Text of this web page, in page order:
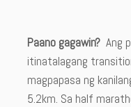
Paano gagawin? Ang
itinatalagang
magpapasa ng
5.2km. Sa half